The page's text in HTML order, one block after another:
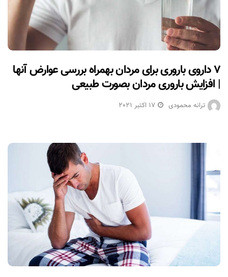
۷ داروی باروری برای مردان بهمراه بررسی عوارض آنها
| افزایش باروری مردان بصورت طبیعی
ترانه محمودی 17 اکتبر 2021